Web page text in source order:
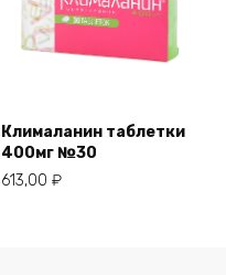
Клималанин таблетки
400мг №30
613,00 ₽